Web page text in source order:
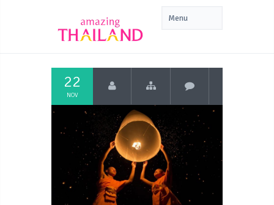
22
NOV